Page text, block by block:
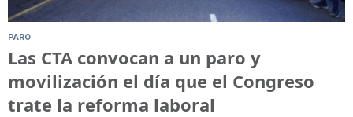
PARO
Las CTA convocan a un paro y
movilización el día que el Congreso
trate la reforma laboral